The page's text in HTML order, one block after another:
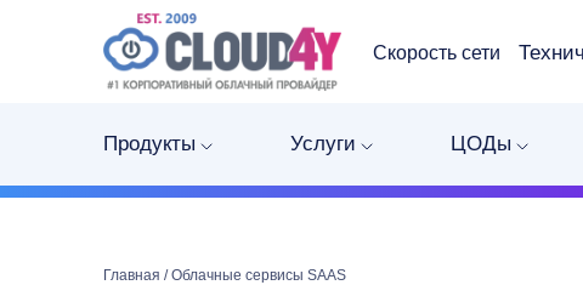
Скорость сети
Продукты Услуги ЦОДы
Главная /Облачные сервисы SAAS